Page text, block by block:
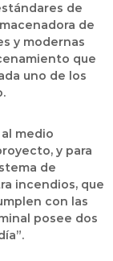
de
de
y modernas
que
uno de los
medio
y para
de
incendios, que
con las
posee dos